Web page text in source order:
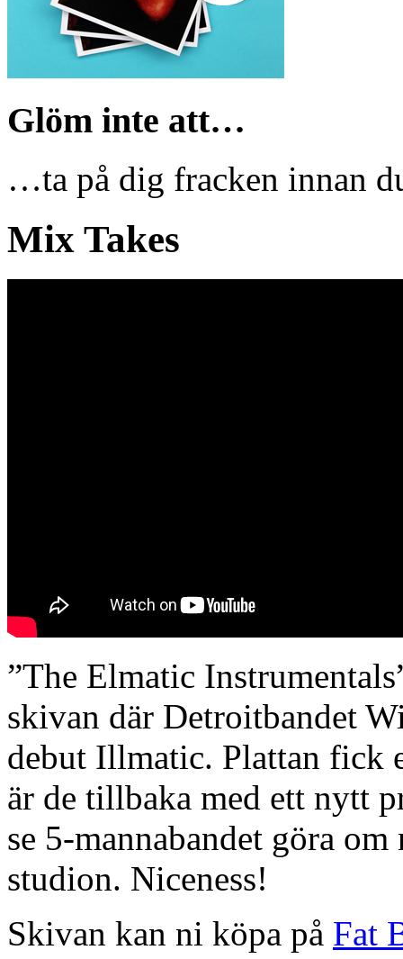
Glöm inte att…
…ta på dig fracken innan
Mix Takes
”The Elmatic
skivan där Detroitbandet
debut Illmatic. Plattan fick
är de tillbaka med ett nytt
se 5-mannabandet göra
studion. Niceness!
Skivan kan ni köpa på Fat